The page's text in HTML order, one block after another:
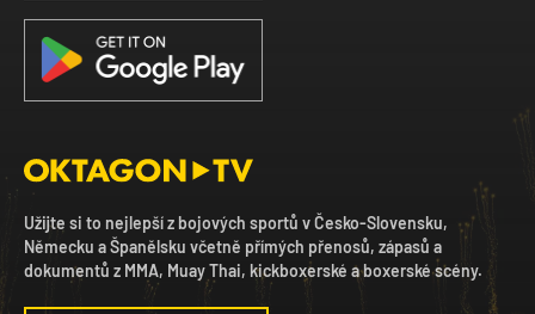
Užijte si to nejlepší z bojových sportů v Česko-Slovensku,
Německu a Španělsku včetně přímých přenosů, zápasů a
dokumentů z MMA, Muay Thai, kickboxerské a boxerské scény.